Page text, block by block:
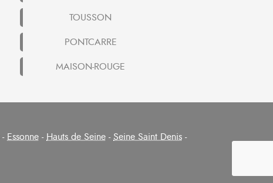
TOUSSON
PONTCARRE
MAISON-ROUGE
-Essonne -Hauts de Seine -Seine Saint Denis -